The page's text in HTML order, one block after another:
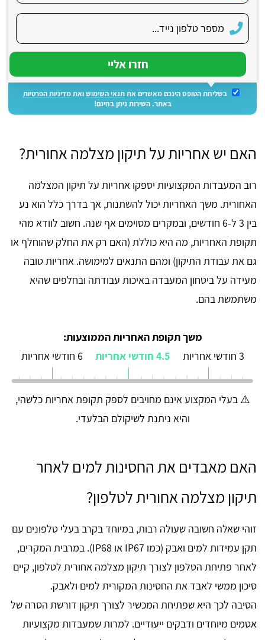
בשליחת הטופס הינכם מאשרים אתתנאי השימושואתמדיניות הפרטיות
באתר. השירות ניתן בחינם!
האם יש אחריות על תיקון מצלמה אחורית?
רוב המעבדות המקצועיות יספקו אחריות על תיקון המצלמה
האחורית. משך האחריות יכול להשתנות, אך בדרך כלל הוא נע
בין 3 ל-6 חודשים, ובמקרים מסוימים אף שנה. חשוב לוודא מהי
תקופת האחריות, מה היא כוללת (האם רק את החלק שהוחלף או
גם את עבודת התיקון) ומהם התנאים למימושה. אחריות טובה
מעידה על ביטחון המעבדה באיכות עבודתה ובחלפים שהיא
משתמשת בהם.
משך תקופת האחריות הממוצעות:
3 חודשי אחריות
4.5 חודשי אחריות 6 חודשי אחריות
⚠️ בעלי המקצוע אינם מחויבים לספק תקופת אחריות כלשהי,
והיא ניתנת לשיקולם הבלעדי.
האם מאבדים את החסינות למים לאחר
תיקון מצלמה אחורית לטלפון?
זוהי שאלה חשובה שעולה רבות, במיוחד בקרב בעלי טלפונים עם
תקן עמידות למים ואבק (כמו IP67 או IP68). במרבית המקרים,
לאחר פתיחת הטלפון לצורך תיקון מצלמה אחורית לטלפון, קיים
סיכון ממשי לאבד את החסינות המקורית למים ולאבק.
הסיבה לכך היא שפתיחת המכשיר לצורך תיקון דורשת הסרה של
אטמים מיוחדים ודבקים ייעודיים. למרות שמעבדות מקצועיות